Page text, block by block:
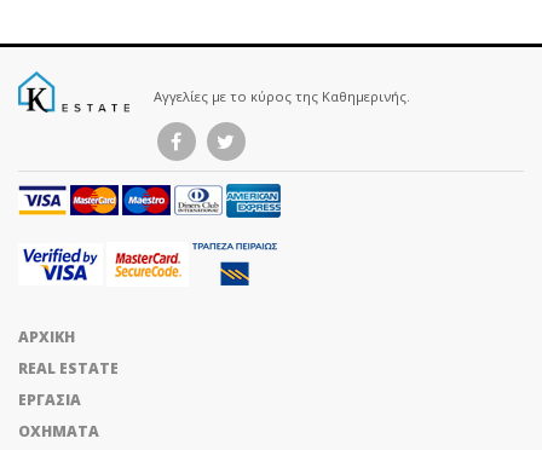
Αγγελίες με το κύρος της Καθημερινής.
ΑΡΧΙΚΗ
REAL ESTATE
ΕΡΓΑΣΙΑ
ΟΧΗΜΑΤΑ